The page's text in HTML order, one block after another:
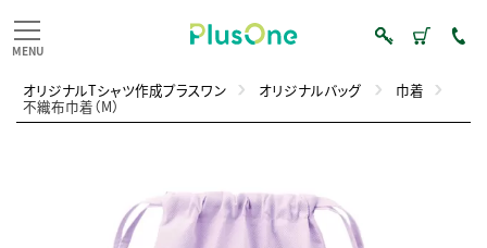
オリジナルTシャツ作成プラスワン オリジナルバッグ 巾着
不織布巾着（M）